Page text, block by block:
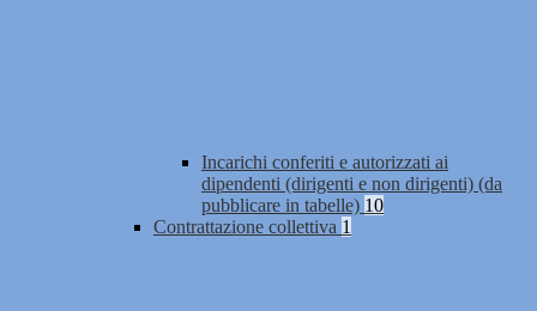
Incarichi conferiti e autorizzati ai
dipendenti (dirigenti e non dirigenti) (da
pubblicare in tabelle) 10
Contrattazione collettiva 1